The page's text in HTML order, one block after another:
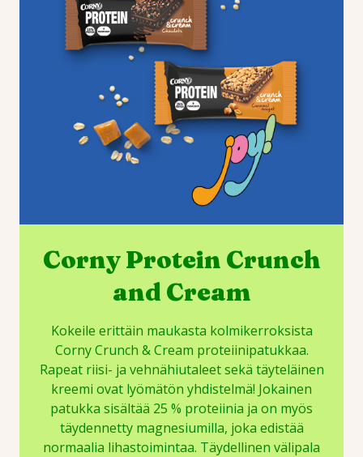
Corny Protein Crunch
and Cream
Kokeile erittäin maukasta kolmikerroksista
Corny Crunch & Cream proteiinipatukkaa.
Rapeat riisi- ja vehnähiutaleet sekä täyteläinen
kreemi ovat lyömätön yhdistelmä! Jokainen
patukka sisältää 25 % proteiinia ja on myös
täydennetty magnesiumilla, joka edistää
normaalia lihastoimintaa. Täydellinen välipala